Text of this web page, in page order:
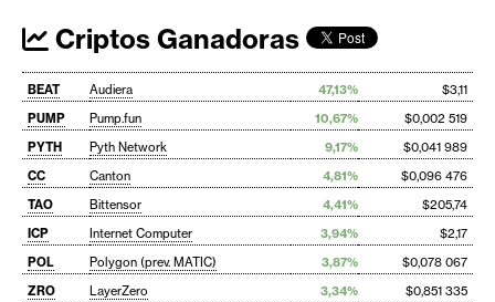
Criptos Ganadoras
BEAT Audiera 47,13%
$3,11
PUMP
Pump.fun 10,67%
$0,002 519
PYTH
Pyth Network 9,17%
$0,041 989
CC
Canton 4,81%
$0,096 476
TAO
Bittensor 4,41%
$205,74
ICP
Internet Computer 3,94%
$2,17
POL
Polygon (prev. MATIC) 3,87%
$0,078 067
ZRO
LayerZero 3,34%
$0,851 335